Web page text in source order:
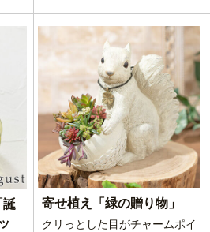
誕
寄せ植え「緑の贈り物」
クリっとした目がチャームポイ